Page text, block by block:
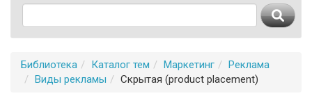
Библиотека Каталог тем Маркетинг
Реклама
Виды рекламы
Скрытая (product placement)